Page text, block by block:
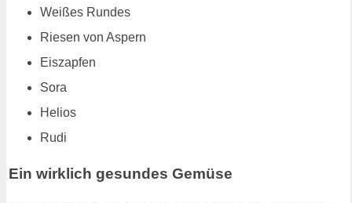
Weißes Rundes
Riesen von Aspern
Eiszapfen
Sora
Helios
Rudi
Ein wirklich gesundes Gemüse